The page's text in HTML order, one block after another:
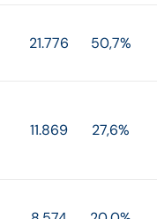
21.776 50,7%
11.869 27,6%